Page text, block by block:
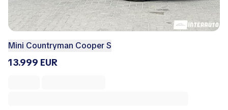
Mini Countryman Cooper S
13.999 EUR